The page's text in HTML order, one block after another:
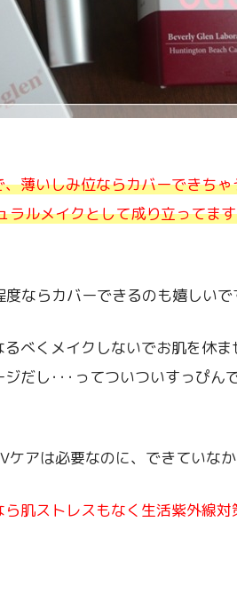
薄いしみ位ならカバーできち
ラルメイクとして成り立ってま
ならカバーできるのも嬉しいで
べくメイクしないでお肌を休
だし･･･ってついついすっぴん
ケアは必要なのに、できていな
肌ストレスもなく生活紫外線